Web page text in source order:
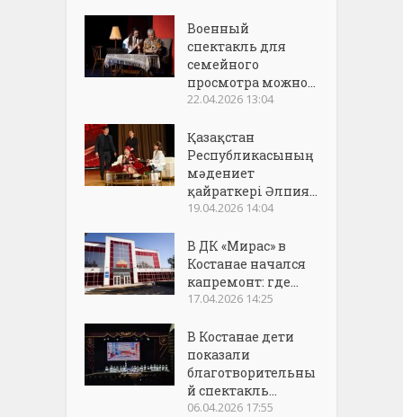
Военный
спектакль для
семейного
просмотра можно...
22.04.2026 13:04
Қазақстан
Республикасының
мәдениет
қайраткері Әлпия...
19.04.2026 14:04
В ДК «Мирас» в
Костанае начался
капремонт: где...
17.04.2026 14:25
В Костанае дети
показали
благотворительны
й спектакль...
06.04.2026 17:55